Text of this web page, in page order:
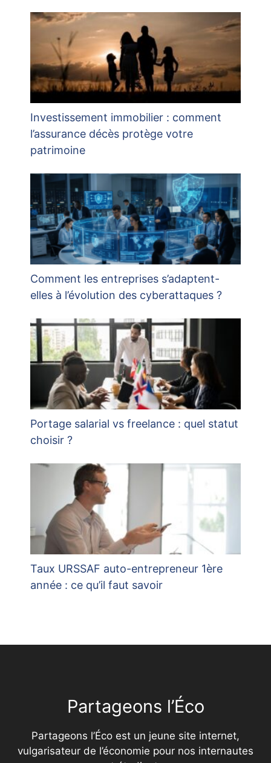
Investissement immobilier : comment
l’assurance décès protège votre
patrimoine
Comment les entreprises s’adaptent-
elles à l’évolution des cyberattaques ?
Portage salarial vs freelance : quel statut
choisir ?
Taux URSSAF auto-entrepreneur 1ère
année : ce qu’il faut savoir
Partageons l’Éco
Partageons l’Éco est un jeune site internet,
vulgarisateur de l’économie pour nos internautes